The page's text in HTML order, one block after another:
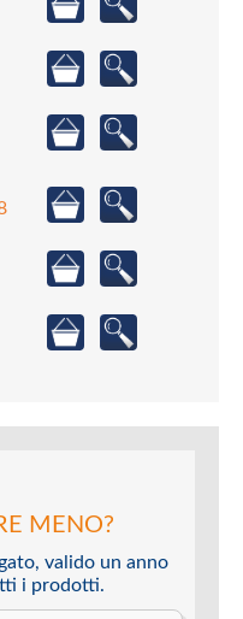
MENO?
valido un anno
i prodotti.